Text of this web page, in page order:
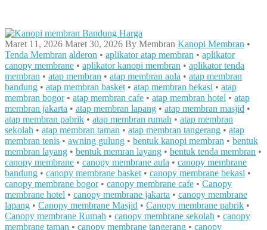
Maret 11, 2026 Maret 30, 2026 By Membran Kanopi Membran •
Tenda Membran alderon • aplikator atap membran • aplikator
canopy membrane • aplikator kanopi membran • aplikator tenda
membran • atap membran • atap membran aula • atap membran
bandung • atap membran basket • atap membran bekasi • atap
membran bogor• atap membran cafe • atap membran hotel • atap
membran jakarta • atap membran lapang • atap membran masjid •
atap membran pabrik • atap membran rumah • atap membran
sekolah • atap membran taman • atap membran tangerang • atap
membran tenis • awning gulung • bentuk kanopi membran • bentuk
membran layang • bentuk memran layang • bentuk tenda membran •
canopy membrane • canopy membrane aula • canopy membrane
bandung • canopy membrane basket • canopy membrane bekasi •
canopy membrane bogor• canopy membrane cafe • Canopy
membrane hotel • canopy membrane jakarta • canopy membrane
lapang • Canopy membrane Masjid • Canopy membrane pabrik •
Canopy membrane Rumah • canopy membrane sekolah • canopy
membrane taman • canopy membrane tangerang • canopy